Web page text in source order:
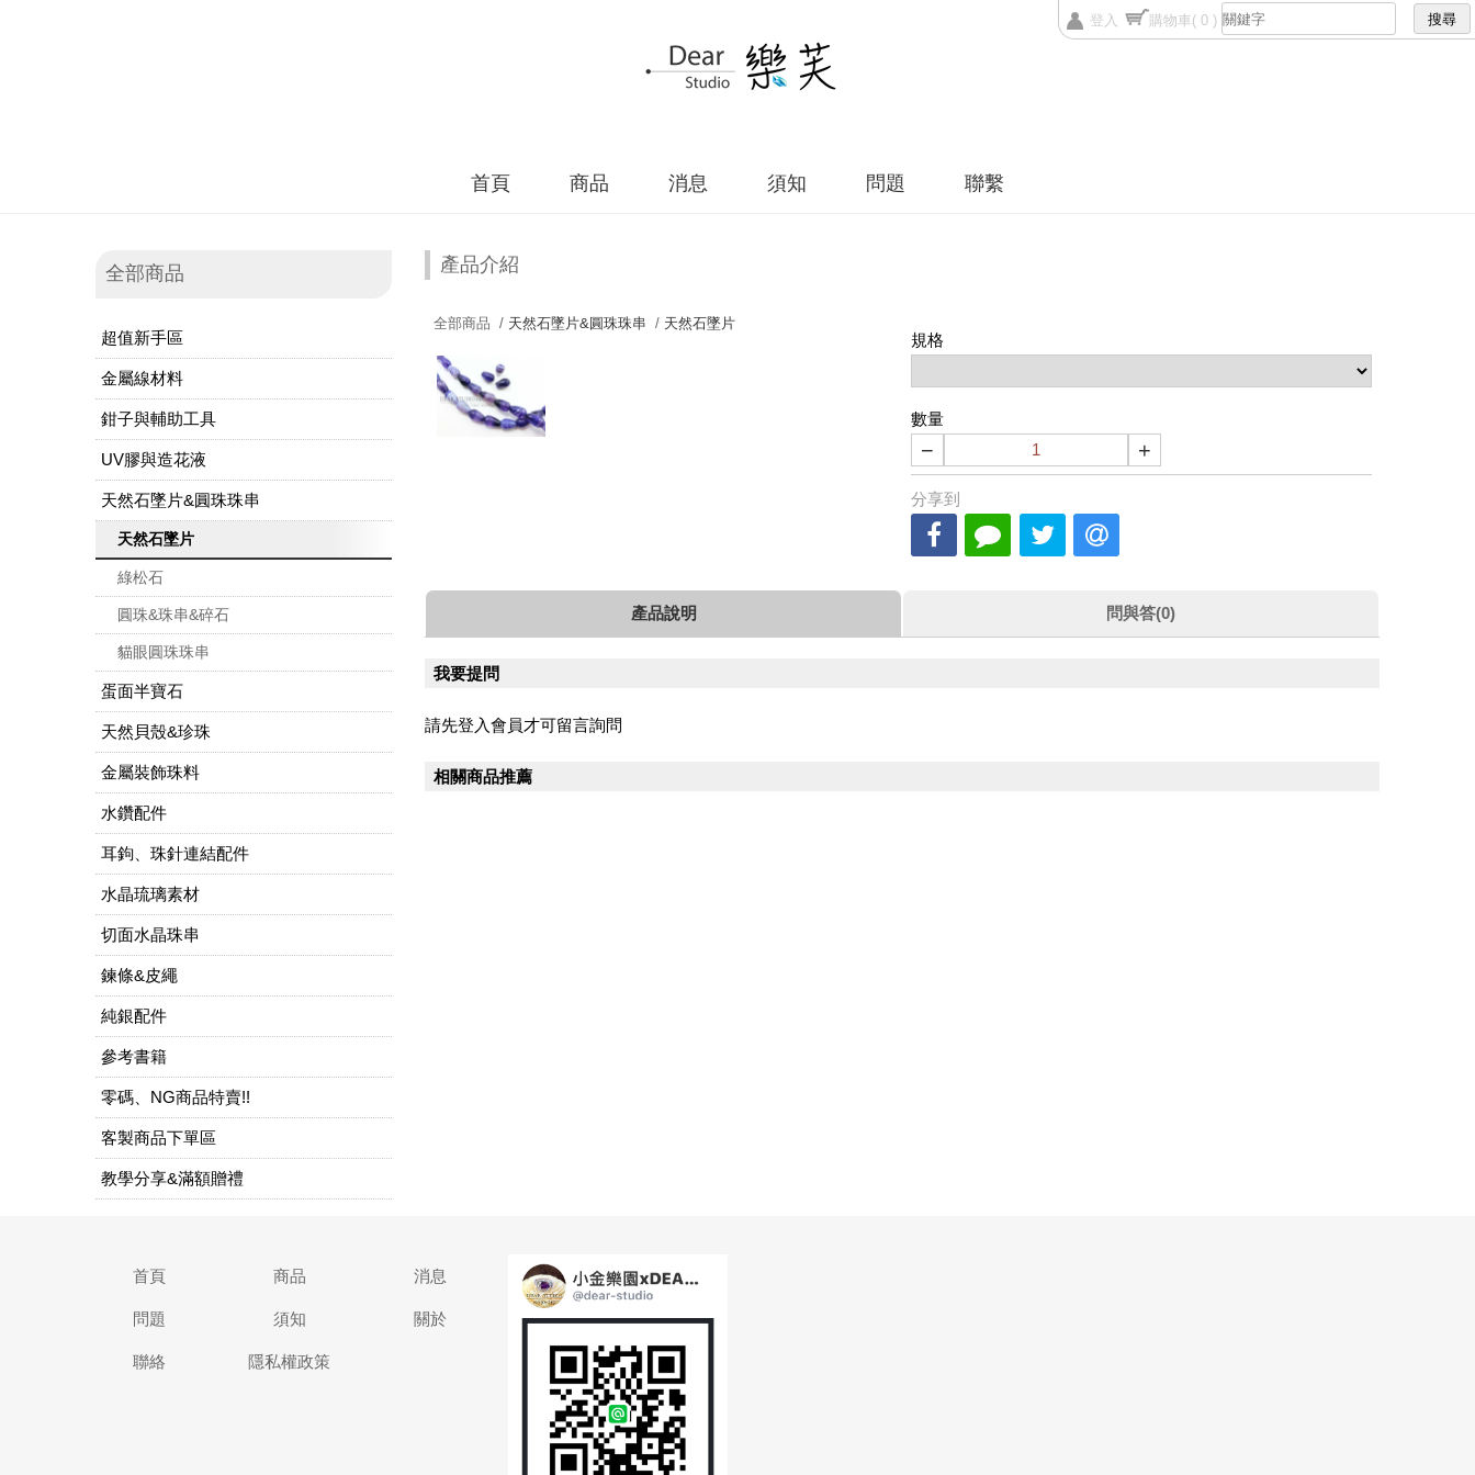
登入 購物車( 0 )
首頁 商品 消息 須知 問題 聯繫
全部商品
超值新手區
金屬線材料
鉗子與輔助工具
UV膠與造花液
天然石墜片&圓珠珠串
天然石墜片
綠松石
圓珠&珠串&碎石
貓眼圓珠珠串
蛋面半寶石
天然貝殼&珍珠
金屬裝飾珠料
水鑽配件
耳鉤、珠針連結配件
水晶琉璃素材
切面水晶珠串
鍊條&皮繩
純銀配件
參考書籍
零碼、NG商品特賣!!
客製商品下單區
教學分享&滿額贈禮
產品介紹
全部商品 / 天然石墜片&圓珠珠串 / 天然石墜片
規格
數量
− +
分享到
產品說明 問與答(0)
我要提問
請先登入會員才可留言詢問
相關商品推薦
首頁 商品 消息
問題 須知 關於
聯絡 隱私權政策